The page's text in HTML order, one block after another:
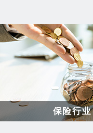
保险行业